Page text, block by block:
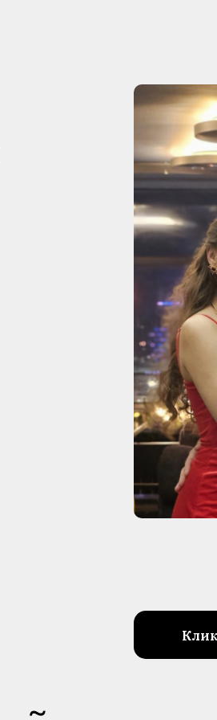
Клик